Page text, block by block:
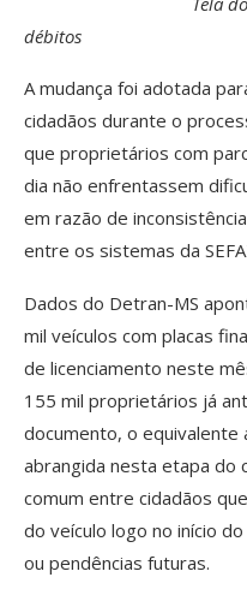
débitos
A mudança foi adotada
cidadãos durante o
que proprietários com
dia não enfrentassem
em razão de
entre os sistemas da
Dados do Detran-MS
mil veículos com placas
de licenciamento neste
155 mil proprietários já
documento, o equivalente
abrangida nesta etapa do
comum entre cidadãos
do veículo logo no início
ou pendências futuras.